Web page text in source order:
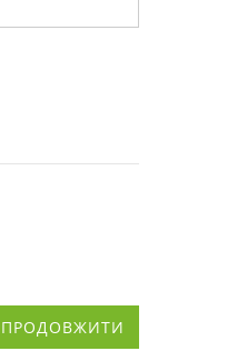
ПРОДОВЖИТИ